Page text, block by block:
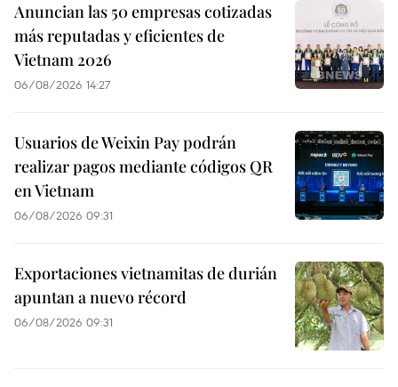
Anuncian las 50 empresas cotizadas
más reputadas y eficientes de
Vietnam 2026
06/08/2026 14:27
Usuarios de Weixin Pay podrán
realizar pagos mediante códigos QR
en Vietnam
06/08/2026 09:31
Exportaciones vietnamitas de durián
apuntan a nuevo récord
06/08/2026 09:31